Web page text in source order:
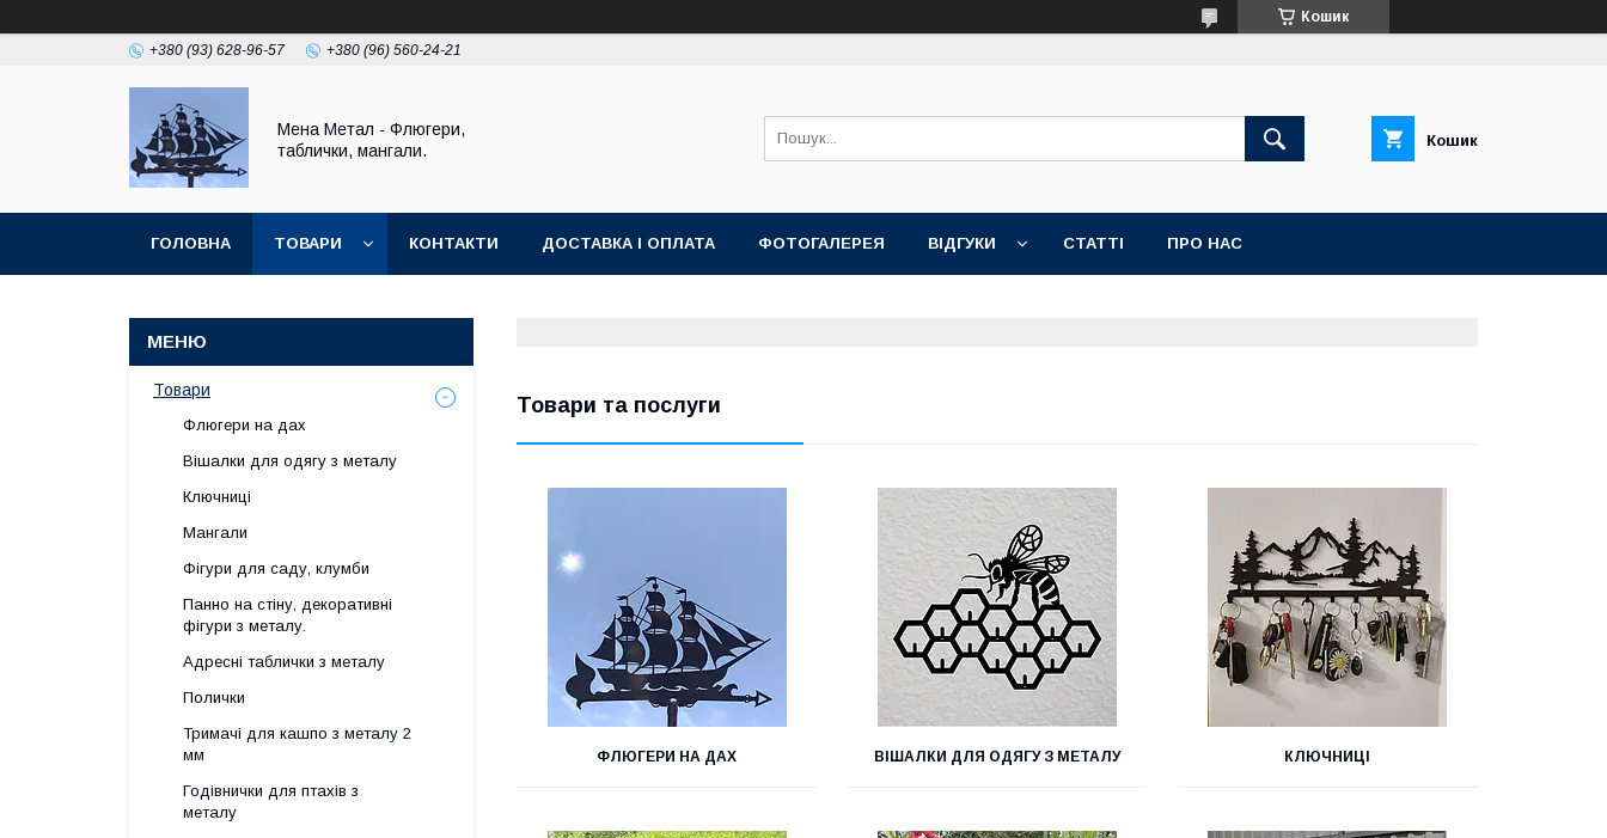
Кошик
+380 (93) 628-96-57 +380 (96) 560-24-21
Мена Метал - Флюгери,
таблички, мангали.
Кошик
ГОЛОВНА ТОВАРИ КОНТАКТИ ДОСТАВКА І ОПЛАТА ФОТОГАЛЕРЕЯ ВІДГУКИ СТАТТІ ПРО НАС
Товари та послуги
ФЛЮГЕРИ НА ДАХ ВІШАЛКИ ДЛЯ ОДЯГУ З МЕТАЛУ КЛЮЧНИЦІ
Товари
Флюгери на дах
Вішалки для одягу з металу
Ключниці
Мангали
Фігури для саду, клумби
Панно на стіну, декоративні
фігури з металу.
Адресні таблички з металу
Полички
Тримачі для кашпо з металу 2
мм
Годівнички для птахів з
металу